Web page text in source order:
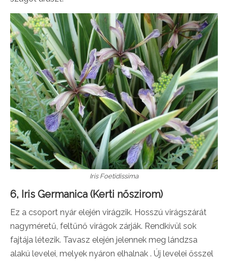
Iris Foetidissima
6, Iris Germanica (Kerti nőszirom)
Ez a csoport nyár elején virágzik. Hosszú virágszárát
nagyméretű, feltűnő virágok zárják. Rendkívül sok
fajtája létezik. Tavasz elején jelennek meg lándzsa
alakú levelei, melyek nyáron elhalnak . Új levelei ősszel